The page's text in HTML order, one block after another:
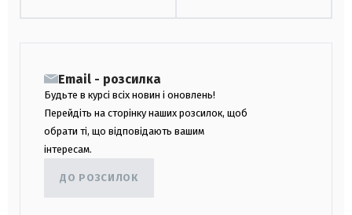
Email - розсилка
Будьте в курсі всіх новин і оновлень!
Перейдіть на сторінку наших розсилок, щоб
обрати ті, що відповідають вашим
інтересам.
ДО РОЗСИЛОК